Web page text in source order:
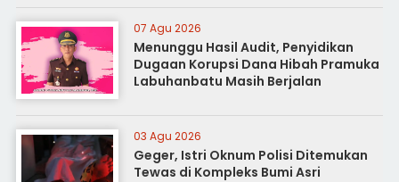
07 Agu 2026
Menunggu Hasil Audit, Penyidikan
Dugaan Korupsi Dana Hibah Pramuka
Labuhanbatu Masih Berjalan
03 Agu 2026
Geger, Istri Oknum Polisi Ditemukan
Tewas di Kompleks Bumi Asri